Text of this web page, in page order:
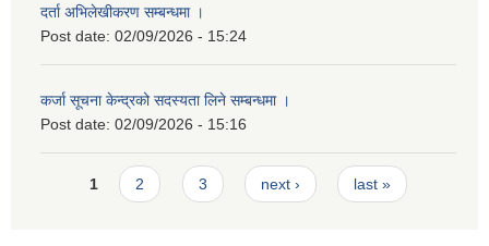
दर्ता अभिलेखीकरण सम्बन्धमा ।
Post date: 02/09/2026 - 15:24
कर्जा सूचना केन्द्रको सदस्यता लिने सम्बन्धमा ।
Post date: 02/09/2026 - 15:16
Pages
1 2 3 next › last »